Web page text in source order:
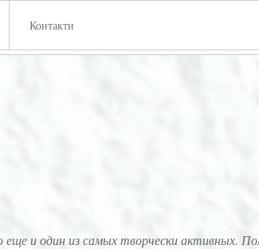
Контакти
и один из самых творчески активных.